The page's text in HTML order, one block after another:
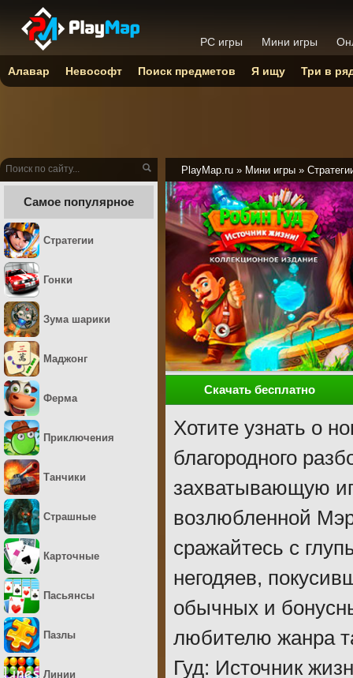
PlayMap.ru » Мини игры »
Скачать бесплатно
Хотите узнать о
благородного
захватывающую
возлюбленной
сражайтесь с
негодяев,
обычных и
любителю жанра
Гуд: Источник
Самое популярное
Стратегии
Гонки
Зума шарики
Маджонг
Ферма
Приключения
Танчики
Страшные
Карточные
Пасьянсы
Пазлы
Линии
PC игры Мини игры
Алавар Невософт Поиск предметов Я ищу Три в